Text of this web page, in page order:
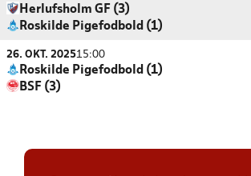
Herlufsholm GF (3)
Roskilde Pigefodbold (1)
26. OKT. 202515:00
Roskilde Pigefodbold (1)
BSF (3)